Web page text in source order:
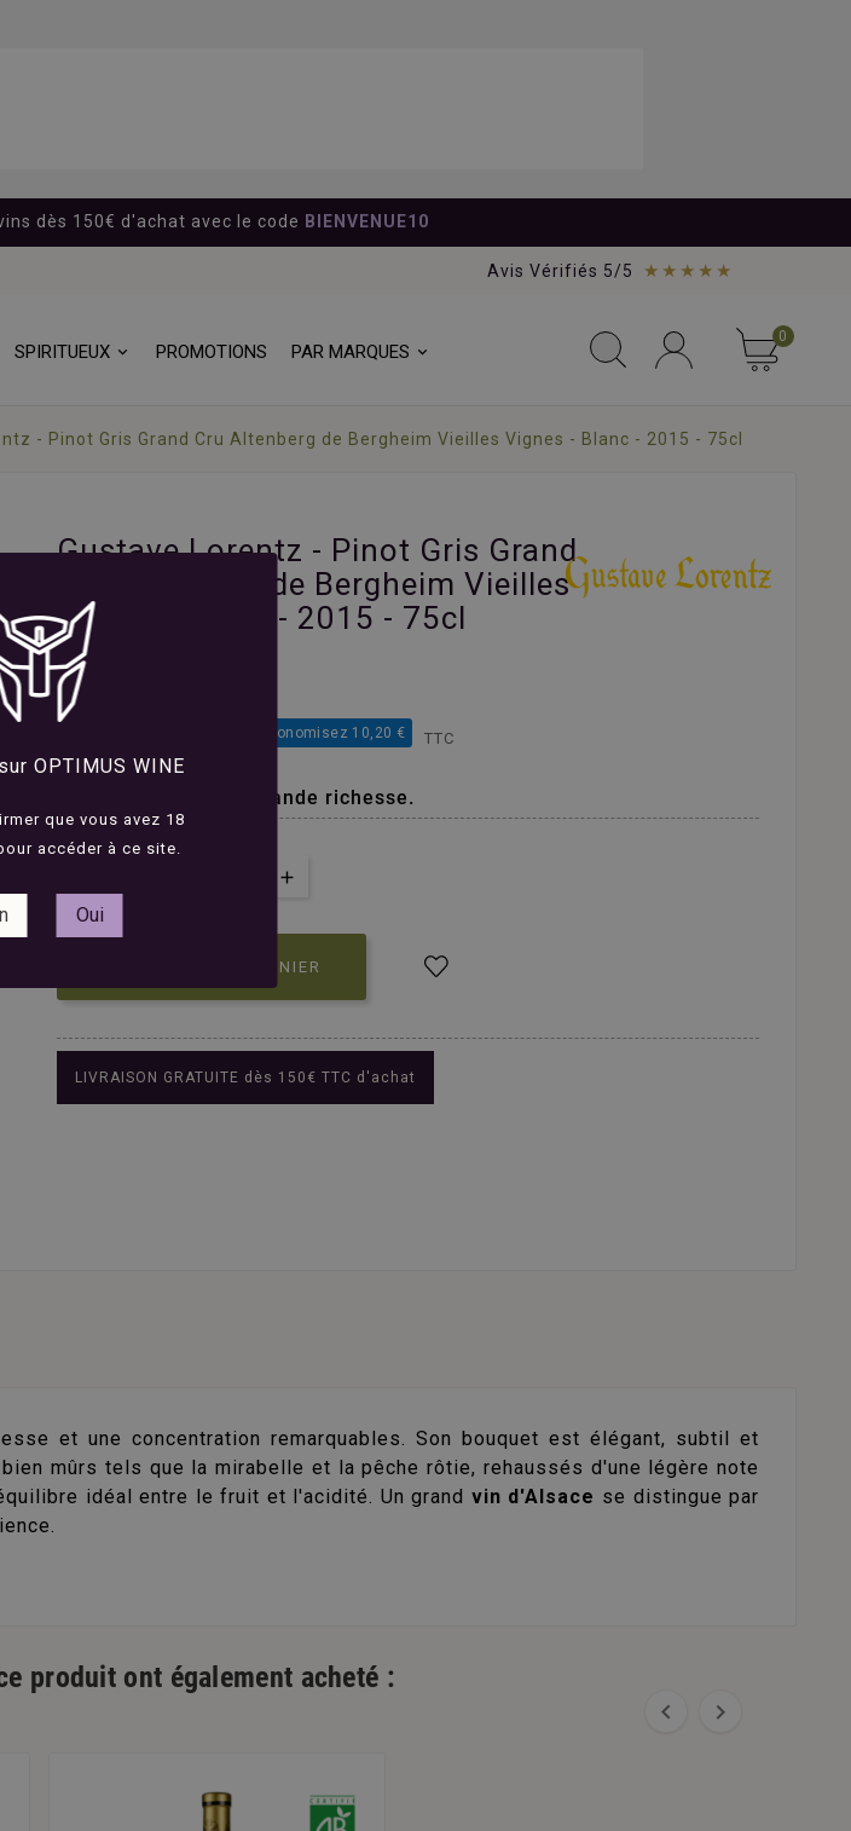
OPTIMUS WINE
que vous avez 18
accéder à ce site.
Oui
dès 150€ d'achat avec le code BIENVENUE10
Avis Vérifiés 5/5 ★★★★★
SPIRITUEUX PROMOTIONS PAR MARQUES
0
- Pinot Gris Grand Cru Altenberg de Bergheim Vieilles Vignes - Blanc - 2015 - 75cl
Gustave Lorentz - Pinot Gris Grand
Cru Altenberg de Bergheim Vieilles
Vignes - Blanc - 2015 - 75cl

Économisez 10,20 € TTC
Un Pinot Gris d'une grande richesse.
AJOUTER AU PANIER
LIVRAISON GRATUITE dès 150€ TTC d'achat
et une concentration remarquables. Son bouquet est élégant, subtil et
mûrs tels que la mirabelle et la pêche rôtie, rehaussés d'une légère note
idéal entre le fruit et l'acidité. Un grand vin d'Alsace se distingue par
produit ont également acheté :
 